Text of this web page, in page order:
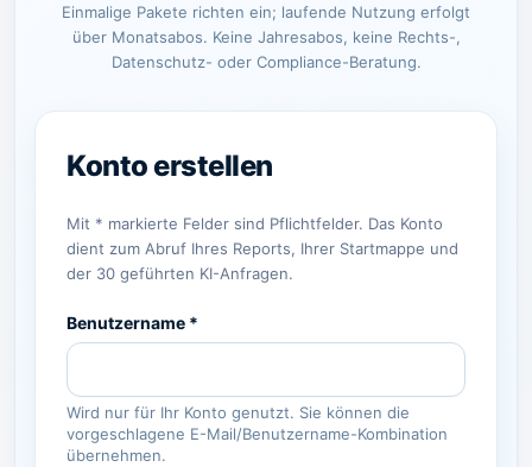
Einmalige Pakete richten ein; laufende Nutzung erfolgt
über Monatsabos. Keine Jahresabos, keine Rechts-,
Datenschutz- oder Compliance-Beratung.
Mit * markierte Felder sind Pflichtfelder. Das Konto
dient zum Abruf Ihres Reports, Ihrer Startmappe und
der 30 geführten KI-Anfragen.
Benutzername *
Wird nur für Ihr Konto genutzt. Sie können die
vorgeschlagene E-Mail/Benutzername-Kombination
übernehmen.